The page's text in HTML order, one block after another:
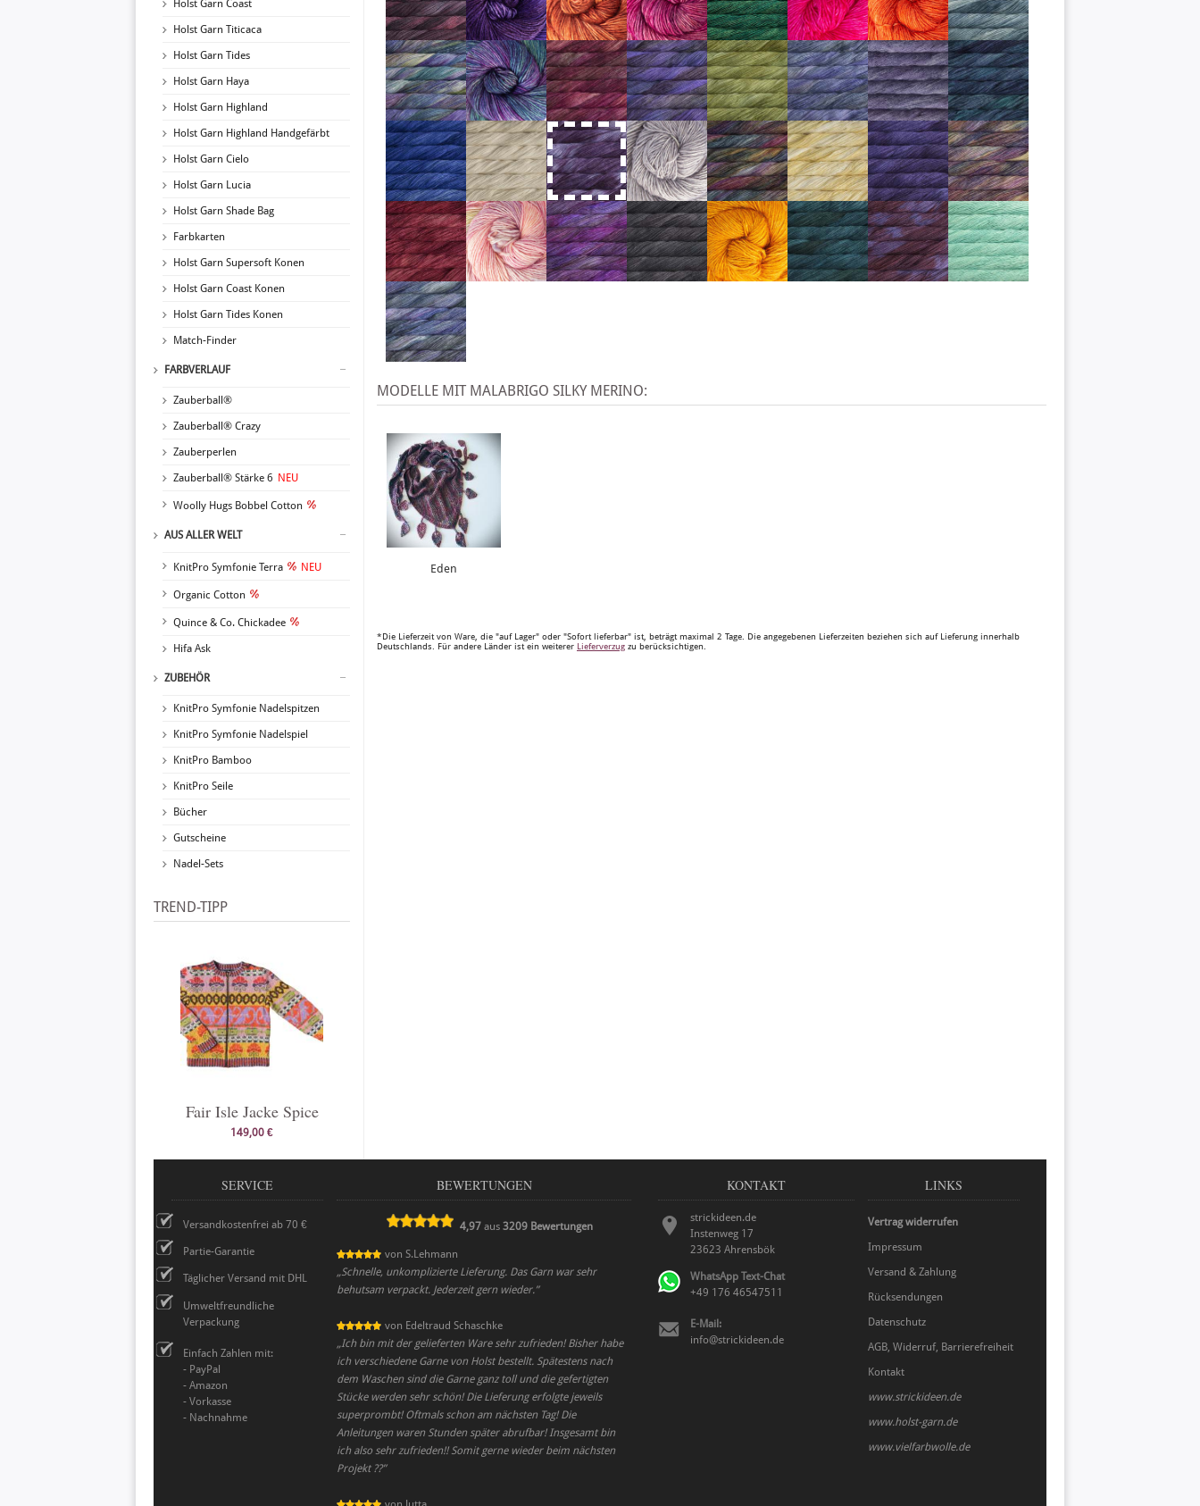
Holst Garn Coast
Holst Garn Titicaca
Holst Garn Tides
Holst Garn Haya
Holst Garn Highland
Holst Garn Highland Handgefärbt
Holst Garn Cielo
Holst Garn Lucia
Holst Garn Shade Bag
Farbkarten
Holst Garn Supersoft Konen
Holst Garn Coast Konen
Holst Garn Tides Konen
Match-Finder
FARBVERLAUF
Zauberball®
Zauberball® Crazy
Zauberperlen
Zauberball® Stärke 6 NEU
Woolly Hugs Bobbel Cotton
AUS ALLER WELT
KnitPro Symfonie Terra NEU
Organic Cotton
Quince & Co. Chickadee
Hifa Ask
ZUBEHÖR
KnitPro Symfonie Nadelspitzen
KnitPro Symfonie Nadelspiel
KnitPro Bamboo
KnitPro Seile
Bücher
Gutscheine
Nadel-Sets
TREND-TIPP
Fair Isle Jacke Spice
149,00 €
MODELLE MIT MALABRIGO SILKY MERINO:
Eden
*Die Lieferzeit von Ware, die "auf Lager" oder "Sofort lieferbar" ist, beträgt maximal 2 Tage. Die angegebenen Lieferzeiten beziehen sich auf Lieferung innerhalb
Deutschlands. Für andere Länder ist ein weiterer Lieferverzug zu berücksichtigen.
SERVICE
Versandkostenfrei ab 70 €
Partie-Garantie
Täglicher Versand mit DHL
Umweltfreundliche
Verpackung
Einfach Zahlen mit:
- PayPal
- Amazon
- Vorkasse
- Nachnahme
BEWERTUNGEN
4,97 aus3209 Bewertungen
von S.Lehmann
„Schnelle, unkomplizierte Lieferung. Das Garn war sehr
behutsam verpackt. Jederzeit gern wieder.”
von Edeltraud Schaschke
„Ich bin mit der gelieferten Ware sehr zufrieden! Bisher habe
ich verschiedene Garne von Holst bestellt. Spätestens nach
dem Waschen sind die Garne ganz toll und die gefertigten
Stücke werden sehr schön! Die Lieferung erfolgte jeweils
superprombt! Oftmals schon am nächsten Tag! Die
Anleitungen waren Stunden später abrufbar! Insgesamt bin
ich also sehr zufrieden!! Somit gerne wieder beim nächsten
Projekt ??”
KONTAKT
strickideen.de
Instenweg 17
23623 Ahrensbök
WhatsApp Text-Chat
+49 176 46547511
E-Mail:
info@strickideen.de
LINKS
Vertrag widerrufen
Impressum
Versand & Zahlung
Rücksendungen
Datenschutz
AGB, Widerruf, Barrierefreiheit
Kontakt
www.strickideen.de
www.holst-garn.de
www.vielfarbwolle.de